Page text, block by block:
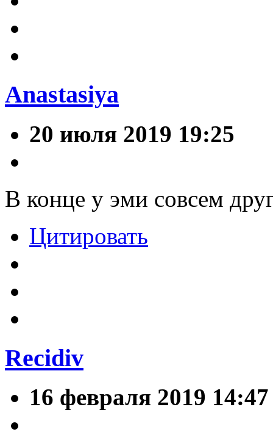
Anastasiya
20 июля 2019 19:25
В конце у эми совсем
Цитировать
Recidiv
16 февраля 2019 14:47